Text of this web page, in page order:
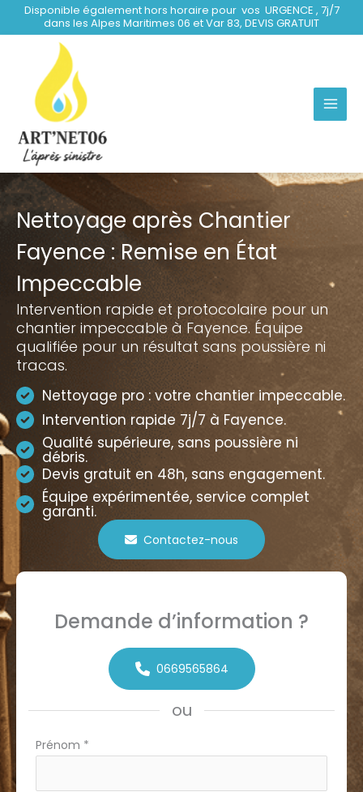
au
Disponible également hors horaire pour vos URGENCE , 7j/7
dans les Alpes Maritimes 06 et Var 83, DEVIS GRATUIT
Nettoyage après Chantier
Fayence : Remise en État
Impeccable
Intervention rapide et protocolaire pour un
chantier impeccable à Fayence. Équipe
qualifiée pour un résultat sans poussière ni
tracas.
Nettoyage pro : votre chantier impeccable.
Intervention rapide 7j/7 à Fayence.
Qualité supérieure, sans poussière ni
débris.
Devis gratuit en 48h, sans engagement.
Équipe expérimentée, service complet
garanti.
Contactez-nous
Demande d’information ?
0669565864
ou
Formulaire
Prénom *